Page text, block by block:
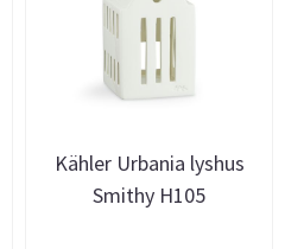
Kähler Urbania lyshus
Smithy H105